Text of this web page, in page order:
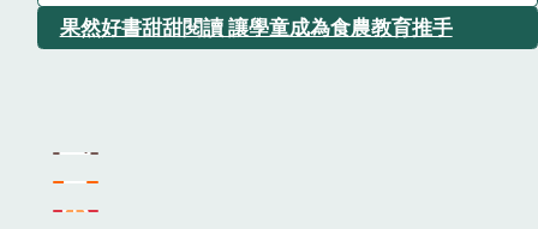
果然好書甜甜閱讀 讓學童成為食農教育推手